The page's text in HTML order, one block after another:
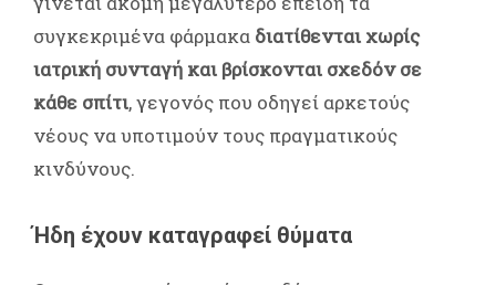
συγκεκριμένα φάρμακα διατίθενται χωρίς
ιατρική συνταγή και βρίσκονται σχεδόν σε
κάθε σπίτι, γεγονός που οδηγεί αρκετούς
νέους να υποτιμούν τους πραγματικούς
κινδύνους.
Ήδη έχουν καταγραφεί θύματα